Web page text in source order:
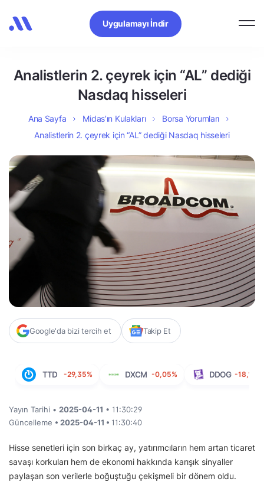
Uygulamayı İndir
Analistlerin 2. çeyrek için “AL” dediği
Nasdaq hisseleri
Ana Sayfa Midas’ın Kulakları
Borsa Yorumları
Analistlerin 2. çeyrek için “AL” dediği Nasdaq hisseleri
Google'da bizi tercih et Takip Et
TTD -29,35% DXCM -0,05% DDOG -18,14%
Yayın Tarihi • 2025-04-11 • 11:30:29
Güncelleme • 2025-04-11 • 11:30:40
Hisse senetleri için son birkaç ay, yatırımcıların hem artan ticaret
savaşı korkuları hem de ekonomi hakkında karışık sinyaller
paylaşan son verilerle boğuştuğu çekişmeli bir dönem oldu.